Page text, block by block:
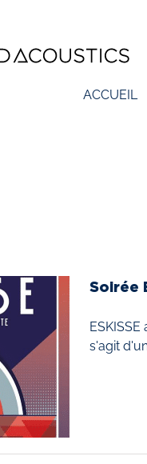
ACCUEIL
Soirée
s'agit